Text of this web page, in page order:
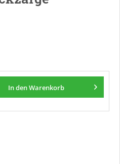
In denWarenkorb